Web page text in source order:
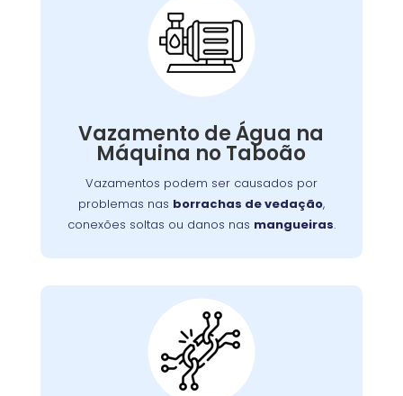
Vazamento de Água na
Máquina no Taboão
Vazamentos podem ser causados por
problemas nas borrachas de vedação,
conexões soltas ou danos nas mangueiras.
Vazamento de Água
na Máquina de Lavar:
Vazamentos podem ser causados por
conexões soltas ou danos nas
mangueiras
Além de afetar o desempenho da
lava e seca
aumentar o consumo de água.
Máquina Com
Resistência
Queimada: